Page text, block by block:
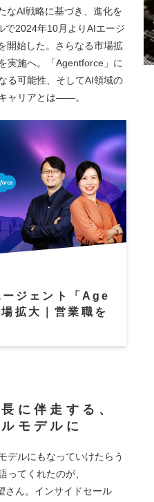
なAI戦略に基づき、進化を
で2024年10月よりAIエージ
開始した。さらなる市場拡
実施へ。「Agentforce」に
る可能性、そしてAI領域の
ャリアとは――。
ジェント「Age
拡大｜営業職を
に伴走する、
モデルに
デルにもなっていけたらう
ってくれたのが、
さん。インサイドセール